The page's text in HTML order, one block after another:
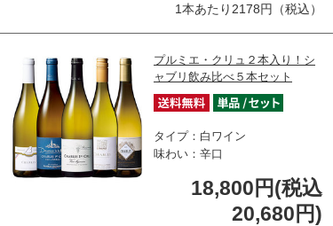
1本あたり2178円（税込）
プルミエ・クリュ２本入り！シ
ャブリ飲み比べ５本セット
タイプ：白ワイン
味わい：辛口
18,800円(税込
20,680円)